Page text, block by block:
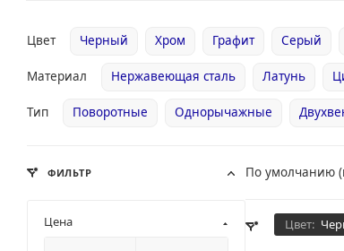
Цвет Черный Хром Графит Серый
Материал Нержавеющая сталь Латунь
Тип Поворотные Однорычажные
По умолчанию
Цвет:
ФИЛЬТР
Цена